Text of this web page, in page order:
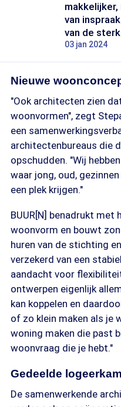
van
van de
03 jan 2024
Nieuwe
"Ook architecten zien
woonvormen", zegt
een
architectenbureaus die
opschudden. "Wij
waar jong, oud,
een plek krijgen."
BUUR[N] benadrukt met
woonvorm en bouwt
huren van de stichting
verzekerd van een
aandacht voor
ontwerpen eigenlijk
kan koppelen en
of zo klein maken als je
woning maken die past
woonvraag die je hebt."
Gedeelde
De samenwerkende